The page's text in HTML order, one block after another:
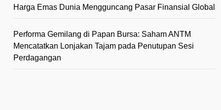
Harga Emas Dunia Mengguncang Pasar Finansial Global
Performa Gemilang di Papan Bursa: Saham ANTM
Mencatatkan Lonjakan Tajam pada Penutupan Sesi
Perdagangan